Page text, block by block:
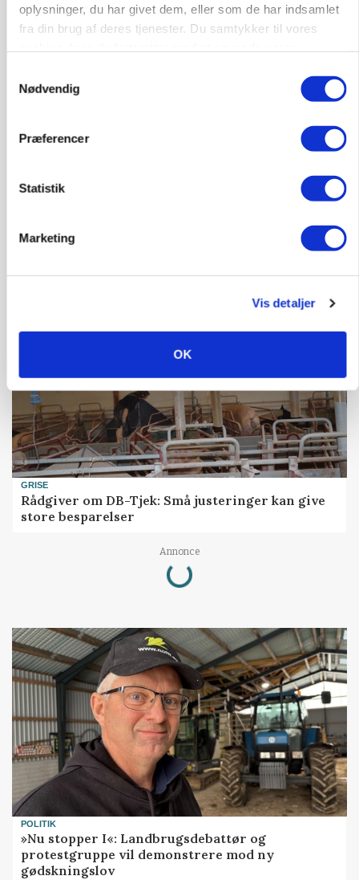
oplysninger, du har givet dem, eller som de har indsamlet
fra din brug af deres tjenester. Du samtykker til vores
Nødvendig
Præferencer
Statistik
Marketing
Vis detaljer
OK
Maskiner landmænd i gang
MARKEDSFOKUS
Prisgab på 20 kroner pr. kg vokser: Polsk kylling
GRISE
Rådgiver om DB-Tjek: Små justeringer kan give
store besparelser
Annonce
Loading...
POLITIK
»Nu stopper I«: Landbrugsdebattør og
protestgruppe vil demonstrere mod ny
gødskningslov